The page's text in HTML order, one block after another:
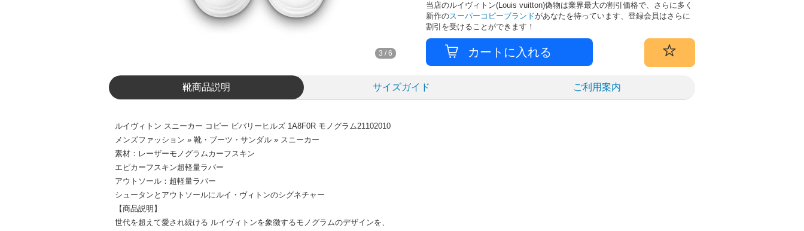
4 / 6
当店のルイヴィトン(Louis vuitton)偽物は業界最大の割引価格で、さらに多く
新作のスーパーコピーブランドがあなたを待っています、登録会員はさらに
割引を受けることができます！
靴商品説明 サイズガイド ご利用案内
ルイヴィトン スニーカー コピー ビバリーヒルズ 1A8F0R モノグラム21102010
メンズファッション » 靴・ブーツ・サンダル » スニーカー
素材：レーザーモノグラムカーフスキン
エピカーフスキン超軽量ラバー
アウトソール：超軽量ラバー
シュータンとアウトソールにルイ・ヴィトンのシグネチャー
【商品説明】
世代を超えて愛され続ける ルイヴィトンを象徴するモノグラムのデザインを、